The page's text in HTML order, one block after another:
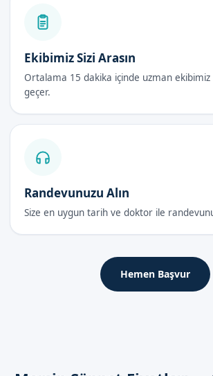
En son teknolojik cihazlar
Kısa ve rahat iyileşme süreci
Sünnet Fiyatları Fiyatları
Sünnet fiyatları 2026 yılında, kullanılan
süresine göre değişebiliyor. Ancak bizim
zaman en güvenli ve en hijyenik hizmeti
Sünnet Fiyatları Sonrası
İlk 48 Saat
İşlem sonrası, ilk 48 saat çok önemli. Bu
gerekli olan tüm bakım ve dikkat edilmesi
Ekibimiz Sizi Arasın
Ortalama 15 dakika içinde uzman ekibimiz
geçer.
Randevunuzu Alın
Size en uygun tarih ve doktor ile
Hemen Başvur